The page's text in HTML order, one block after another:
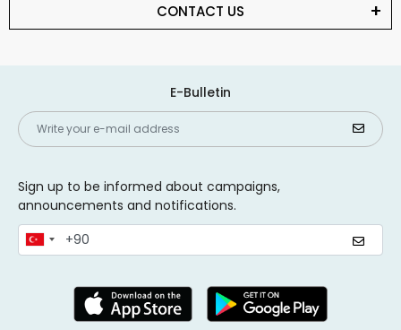
CONTACT US
E-Bulletin
Sign up to be informed about campaigns,
announcements and notifications.